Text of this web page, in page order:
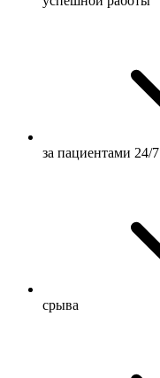
за пациентами 24/7
срыва